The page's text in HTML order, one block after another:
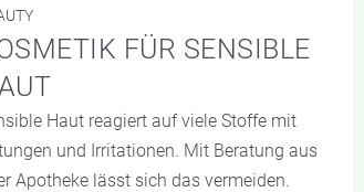
FÜR SENSIBLE
Haut reagiert auf viele Stoffe mit
und Irritationen. Mit Beratung aus
Apotheke lässt sich das vermeiden.